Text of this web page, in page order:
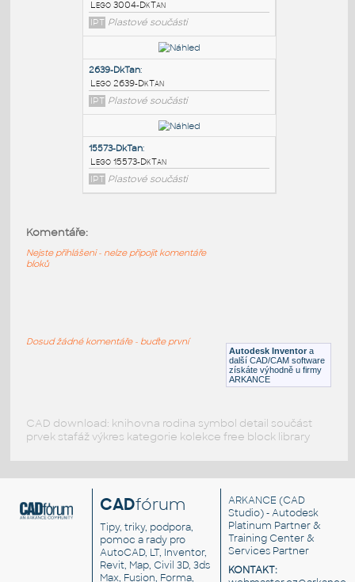
3020-DkTan:
Lego 3020-DkTan
IPT Plastové součásti
3004-DkTan:
Lego 3004-DkTan
IPT
Plastové součásti
Lego 15573-DkTan
Autodesk Inventor a
další CAD/CAM software
získáte výhodně u firmy
ARKANCE
Komentáře:
Nejste přihlášeni - nelze připojit komentáře
bloků
Dosud žádné komentáře - buďte první
CAD download: knihovna rodina symbol detail součást
prvek stafáž výkres kategorie kolekce free block library
CADfórum
Tipy, triky, podpora,
pomoc a rady pro
AutoCAD, LT, Inventor,
Revit, Map, Civil 3D, 3ds
Max, Fusion, Forma,
ARKANCE (CAD
Studio) - Autodesk
Platinum Partner &
Training Center &
Services Partner
KONTAKT: